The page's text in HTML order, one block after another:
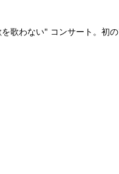
歌わない" コンサート。